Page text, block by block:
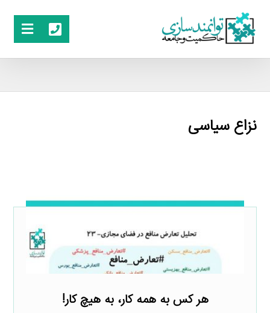
نزاع سیاسی
هر کس به همه کار، به هیچ کار!